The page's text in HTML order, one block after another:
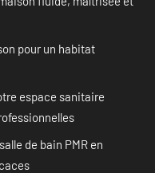
pour un habitat
espace sanitaire
de bain PMR en